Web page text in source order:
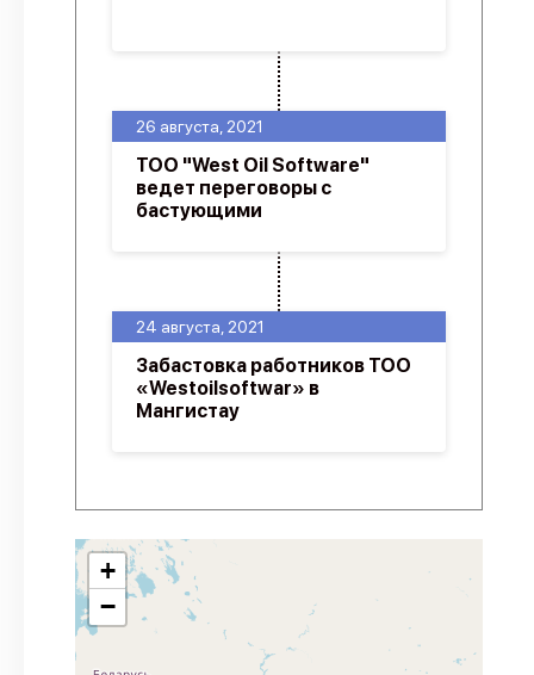
24 августа, 2021
Забастовка работников ТОО
«Westoilsoftwar» в
Мангистау
26 августа, 2021
ТОО "West Oil Software"
ведет переговоры с
бастующими
+
−